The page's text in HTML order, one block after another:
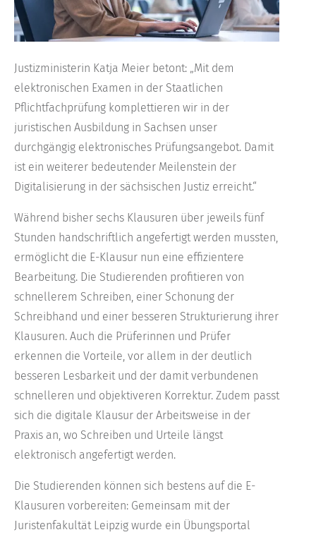
Justizministerin Katja Meier betont: „Mit dem
elektronischen Examen in der Staatlichen
Pflichtfachprüfung komplettieren wir in der
juristischen Ausbildung in Sachsen unser
durchgängig elektronisches Prüfungsangebot. Damit
ist ein weiterer bedeutender Meilenstein der
Digitalisierung in der sächsischen Justiz erreicht.“
Während bisher sechs Klausuren über jeweils fünf
Stunden handschriftlich angefertigt werden mussten,
ermöglicht die E-Klausur nun eine effizientere
Bearbeitung. Die Studierenden profitieren von
schnellerem Schreiben, einer Schonung der
Schreibhand und einer besseren Strukturierung ihrer
Klausuren. Auch die Prüferinnen und Prüfer
erkennen die Vorteile, vor allem in der deutlich
besseren Lesbarkeit und der damit verbundenen
schnelleren und objektiveren Korrektur. Zudem passt
sich die digitale Klausur der Arbeitsweise in der
Praxis an, wo Schreiben und Urteile längst
elektronisch angefertigt werden.
Die Studierenden können sich bestens auf die E-
Klausuren vorbereiten: Gemeinsam mit der
Juristenfakultät Leipzig wurde ein Übungsportal